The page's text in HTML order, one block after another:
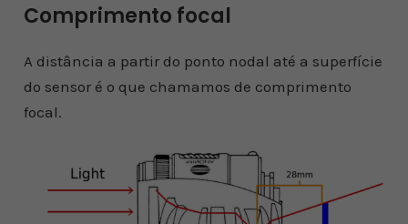
Comprimento focal
A distância a partir do ponto nodal até a superfície
do sensor é o que chamamos de comprimento
focal.